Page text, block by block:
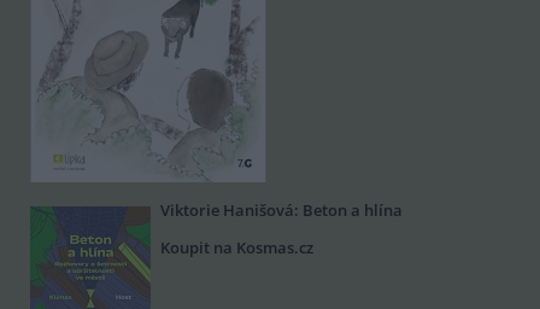
Viktorie Hanišová: Beton a hlína
Koupit na Kosmas.cz